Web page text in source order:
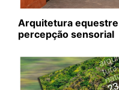
Arquitetura
percepção sensorial